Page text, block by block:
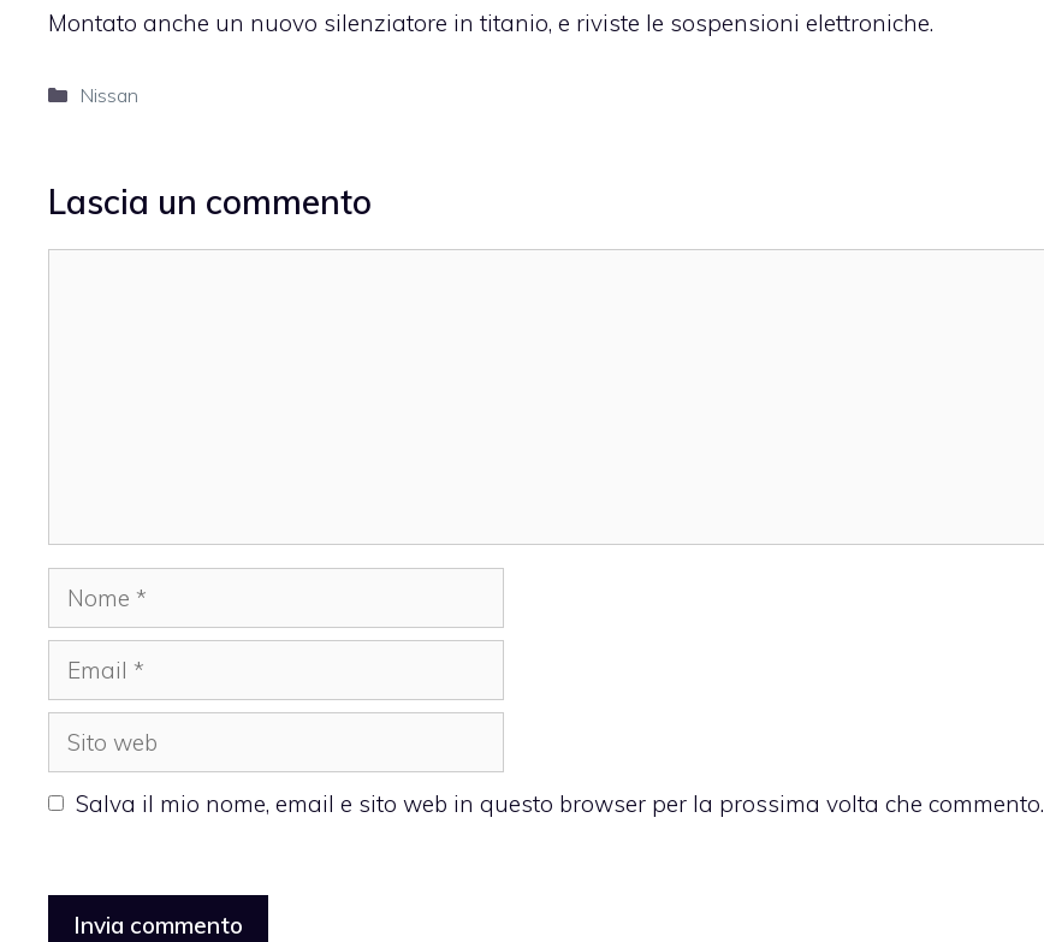
Montato anche un nuovo silenziatore in titanio, e riviste le sospensioni elettroniche.
Categorie
Nissan
Lascia un commento
Nome
Email
Sito
web
Salva il mio nome, email e sito web in questo browser per la prossima volta che commento.